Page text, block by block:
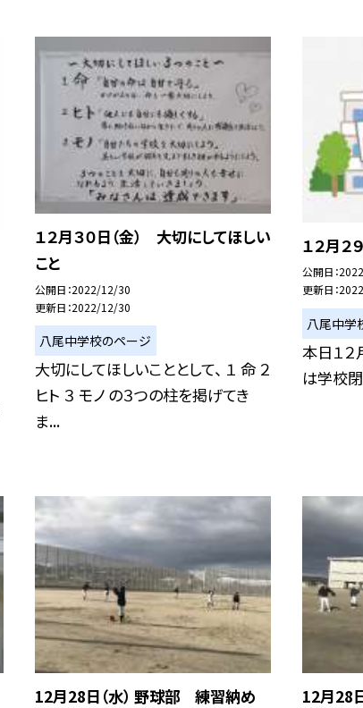
１２月３０日（金） 大切にしてほしい
こと
公開日 2022/12/30
更新日 2022/12/30
八尾中学校のページ
大切にしてほしいこととして、 １ 命 ２
ヒト ３ モノ の３つの柱を掲げてき
ま...
１２月２
公開日
更新日
八尾中学
本日１２
は学校
12月28日（水） 野球部 練習納め
12月28